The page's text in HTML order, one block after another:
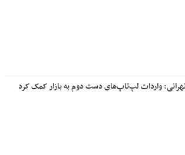
واردات لپ‌تاپ‌های دست دوم به بازار کمک کرد